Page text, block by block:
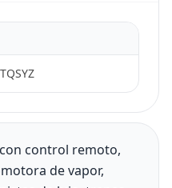
control remoto,
de vapor,